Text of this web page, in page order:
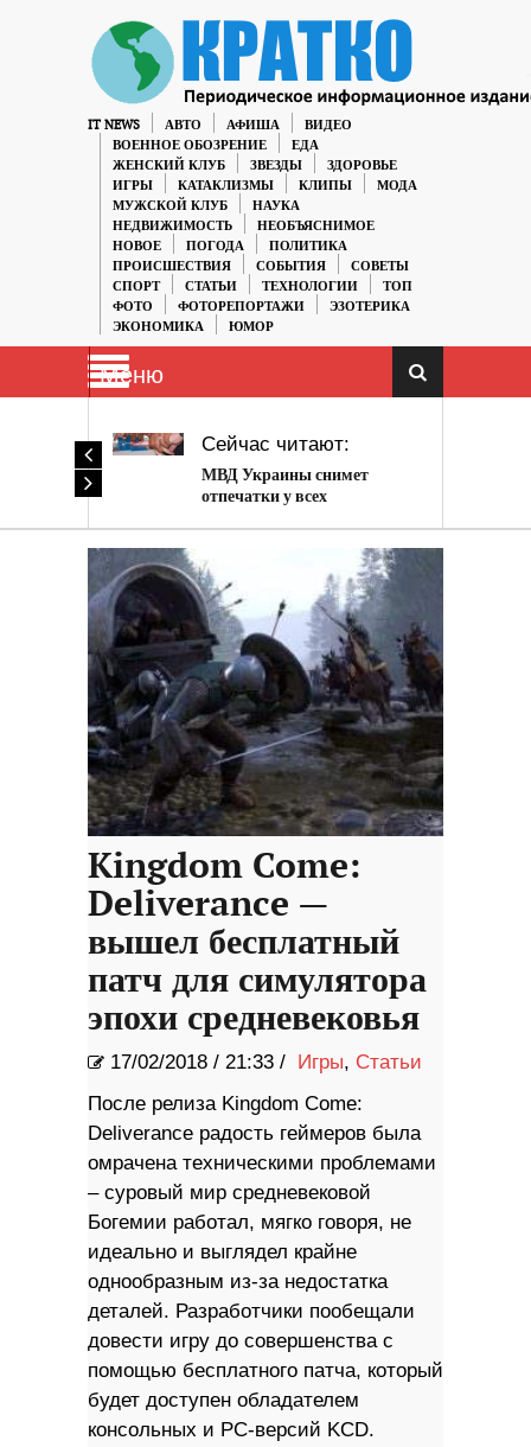
IT NEWS АВТО АФИША
ВИДЕО
ВОЕННОЕ ОБОЗРЕНИЕ
ЕДА
ЖЕНСКИЙ КЛУБ
ЗВЕЗДЫ
ЗДОРОВЬЕ
ИГРЫ
КАТАКЛИЗМЫ КЛИПЫ
МОДА
МУЖСКОЙ КЛУБ
НАУКА
НЕДВИЖИМОСТЬ
НЕОБЪЯСНИМОЕ
НОВОЕ
ПОГОДА
ПОЛИТИКА
ПРОИСШЕСТВИЯ
СОБЫТИЯ
СОВЕТЫ
СПОРТ
СТАТЬИ ТЕХНОЛОГИИ
ТОП
ФОТО
ФОТОРЕПОРТАЖИ
ЭЗОТЕРИКА
ЭКОНОМИКА
ЮМОР
Меню
Сейчас читают:
МВД Украины снимет
отпечатки у всех
Kingdom Come:
Deliverance —
вышел бесплатный
патч для симулятора
эпохи средневековья
17/02/2018 / 21:33 / Игры, Статьи
После релиза Kingdom Come:
Deliverance радость геймеров была
омрачена техническими проблемами
– суровый мир средневековой
Богемии работал, мягко говоря, не
идеально и выглядел крайне
однообразным из-за недостатка
деталей. Разработчики пообещали
довести игру до совершенства с
помощью бесплатного патча, который
будет доступен обладателем
консольных и PC-версий KCD.